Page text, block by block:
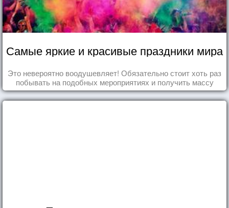
Самые яркие и красивые праздники мира
Это невероятно воодушевляет! Обязательно стоит хоть раз
побывать на подобных мероприятиях и получить массу
впечатлений!